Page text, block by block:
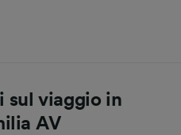
sul viaggio in
AV